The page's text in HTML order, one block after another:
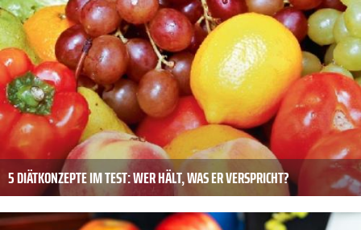
5 DIÄTKONZEPTE IM TEST: WER HÄLT, WAS ER VERSPRICHT?